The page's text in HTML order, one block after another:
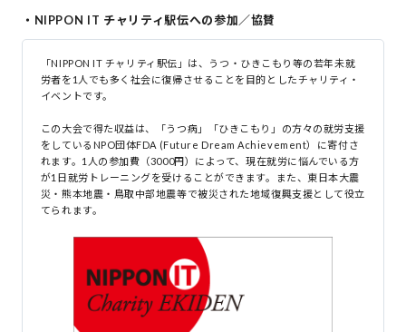
・NIPPON IT チャリティ駅伝への参加／協賛
「NIPPON IT チャリティ駅伝」は、うつ・ひきこもり等の若年未就
労者を1人でも多く社会に復帰させることを目的としたチャリティ・
イベントです。
この大会で得た収益は、「うつ病」「ひきこもり」の方々の就労支援
をしているNPO団体FDA (Future Dream Achievement）に寄付さ
れます。1人の参加費（3000円）によって、現在就労に悩んでいる方
が1日就労トレーニングを受けることができます。また、東日本大震
災・熊本地震・鳥取中部地震等で被災された地域復興支援として役立
てられます。